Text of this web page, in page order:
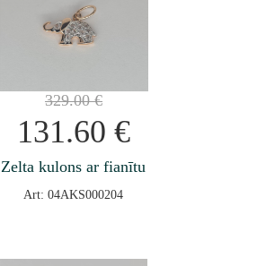
329.00€
131.60 €
Zelta kulons ar fianītu
Art: 04AKS000204